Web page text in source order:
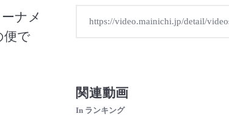
ナメ
便で
関連動画
In ランキング